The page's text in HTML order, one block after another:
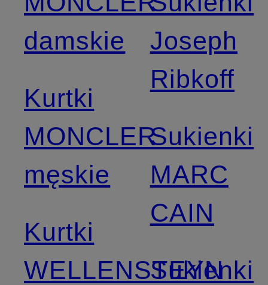
damskie
Kurtki
MONCLER
męskie
Kurtki
WELLENSTEYN
Joseph
Ribkoff
Sukienki
MARC
CAIN
Sukienki